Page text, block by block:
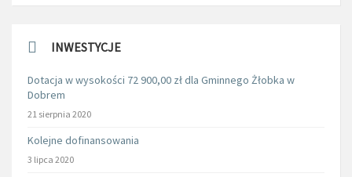
INWESTYCJE
Dotacja w wysokości 72 900,00 zł dla Gminnego Żłobka w
Dobrem
21 sierpnia 2020
Kolejne dofinansowania
3 lipca 2020